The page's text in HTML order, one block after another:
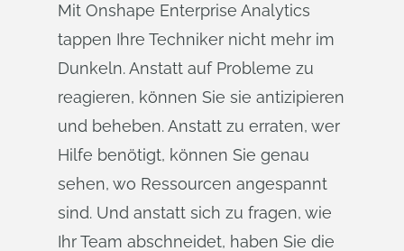
Mit Onshape Enterprise Analytics
tappen Ihre Techniker nicht mehr im
Dunkeln. Anstatt auf Probleme zu
reagieren, können Sie sie antizipieren
und beheben. Anstatt zu erraten, wer
Hilfe benötigt, können Sie genau
sehen, wo Ressourcen angespannt
sind. Und anstatt sich zu fragen, wie
Ihr Team abschneidet, haben Sie die